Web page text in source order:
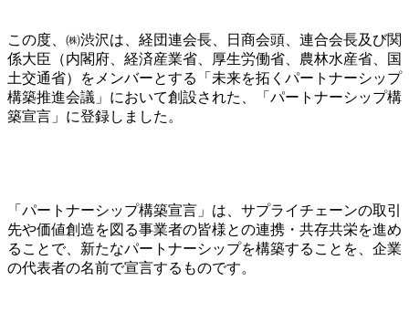
この度、㈱渋沢は、経団連会長、日商会頭、連合会長及び関
係大臣（内閣府、経済産業省、厚生労働省、農林水産省、国
土交通省）をメンバーとする「未来を拓くパートナーシップ
構築推進会議」において創設された、「パートナーシップ構
築宣言」に登録しました。
「パートナーシップ構築宣言」は、サプライチェーンの取引
先や価値創造を図る事業者の皆様との連携・共存共栄を進め
ることで、新たなパートナーシップを構築することを、企業
の代表者の名前で宣言するものです。